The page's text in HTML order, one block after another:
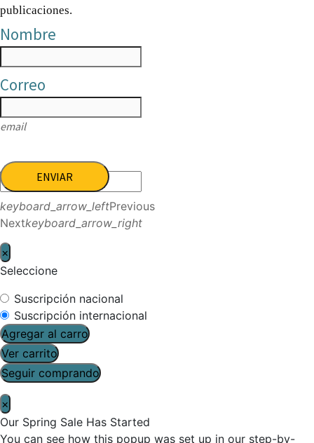
publicaciones.
Nombre
Correo
email
ENVIAR
keyboard_arrow_leftPrevious
Nextkeyboard_arrow_right
×
Seleccione
Suscripción nacional
Suscripción internacional
Agregar al carro
Ver carrito
Seguir comprando
×
Our Spring Sale Has Started
You can see how this popup was set up in our step-by-